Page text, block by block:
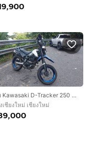
ขาย Kawasaki D-Tracker 250 ปี 2012
เชียงใหม่ เชียงใหม่